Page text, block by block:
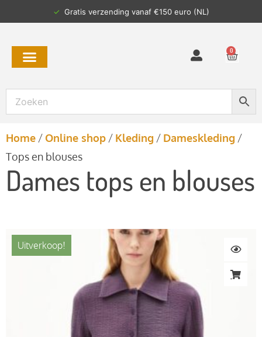
✓Verzonden binnen 2-4
0
Home /Online shop / Kleding / Dameskleding /
Tops en blouses
Dames tops en blouses
Uitverkoop!